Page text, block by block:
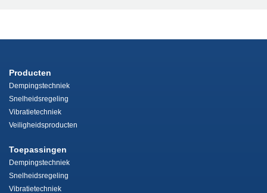
Producten
Dempingstechniek
Snelheidsregeling
Vibratietechniek
Veiligheidsproducten
Toepassingen
Dempingstechniek
Snelheidsregeling
Vibratietechniek